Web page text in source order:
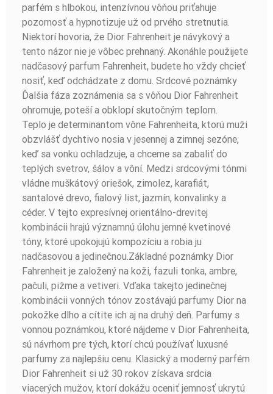
parfém s hlbokou, intenzívnou vôňou priťahuje
pozornosť a hypnotizuje už od prvého stretnutia.
Niektorí hovoria, že Dior Fahrenheit je návykový a
tento názor nie je vôbec prehnaný. Akonáhle použijete
nadčasový parfum Fahrenheit, budete ho vždy chcieť
nosiť, keď odchádzate z domu. Srdcové poznámky
Ďalšia fáza zoznámenia sa s vôňou Dior Fahrenheit
ohromuje, poteší a obklopí skutočným teplom.
Teplo je determinantom vône Fahrenheita, ktorú muži
obzvlášť dychtivo nosia v jesennej a zimnej sezóne,
keď sa vonku ochladzuje, a chceme sa zabaliť do
teplých svetrov, šálov a vôní. Medzi srdcovými tónmi
vládne muškátový oriešok, zimolez, karafiát,
santalové drevo, fialový list, jazmín, konvalinky a
céder. V tejto expresívnej orientálno-drevitej
kombinácii hrajú významnú úlohu jemné kvetinové
tóny, ktoré upokojujú kompozíciu a robia ju
nadčasovou a jedinečnou.Základné poznámky Dior
Fahrenheit je založený na koži, fazuli tonka, ambre,
pačuli, pižme a vetiveri. Vďaka takejto jedinečnej
kombinácii vonných tónov zostávajú parfumy Dior na
pokožke dlho a cítite ich aj na druhý deň. Parfumy s
vonnou poznámkou, ktoré nájdeme v Dior Fahrenheita,
sú návrhom pre tých, ktorí chcú používať luxusné
parfumy za najlepšiu cenu. Klasický a moderný parfém
Dior Fahrenheit si už 30 rokov získava srdcia
viacerých mužov, ktorí dokážu oceniť jemnosť ukrytú